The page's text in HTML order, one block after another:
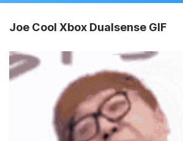
Joe Cool Xbox Dualsense GIF